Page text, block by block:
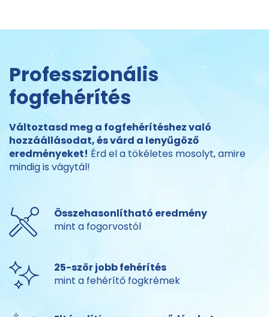
Professzionális
fogfehérítés
Változtasd meg a fogfehérítéshez való
hozzáállásodat, és várd a lenyűgöző
eredményeket! Érd el a tökéletes mosolyt, amire
mindig is vágytál!
Összehasonlítható eredmény
mint a fogorvostól
25-ször jobb fehérítés
mint a fehérítő fogkrémek